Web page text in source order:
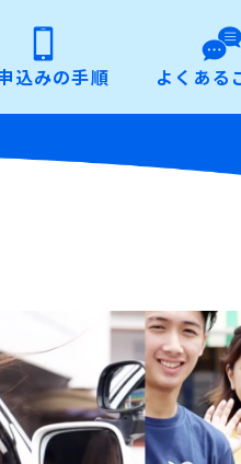
込みの手順 よくある